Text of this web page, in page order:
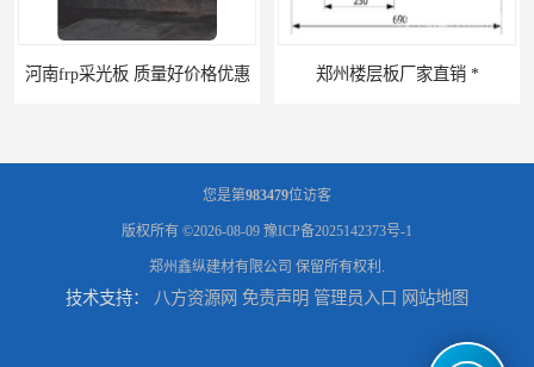
格优惠 郑州楼层板厂家直销 *
您是第983479位访客
版权所有 ©2026-08-09 豫ICP备2025142373号-1
郑州鑫纵建材有限公司 保留所有权利.
技术支持： 八方资源网 免责声明 管理员入口 网站地图